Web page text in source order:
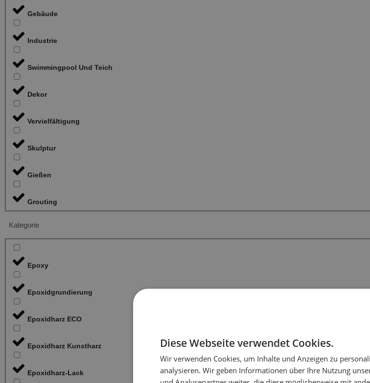
Gebäude
Industrie
Swimmingpool Und Teich
Dekor
Vervielfältigung
Skulptur
Gießen
Grouting
Kategorie
Epoxy
Epoxidgrundierung
Epoxidharz ECO
Epoxidharz Kunstharz
Epoxidharz-Lack
Diese Webseite verwendet Cookies.
Wir verwenden Cookies, um Inhalte und Anzeigen zu
analysieren. Wir geben Informationen über Ihre Nutzung